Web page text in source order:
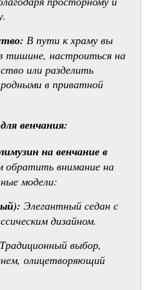
В пути к храму вы
настроиться на
или разделить
в приватной
венчания:
на венчание в
обратить внимание на
модели:
Элегантный седан с
дизайном.
Традиционный выбор,
олицетворяющий